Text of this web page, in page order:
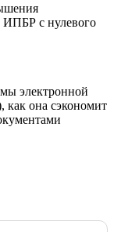
ИПБР с нулевого
электронной
как она сэкономит